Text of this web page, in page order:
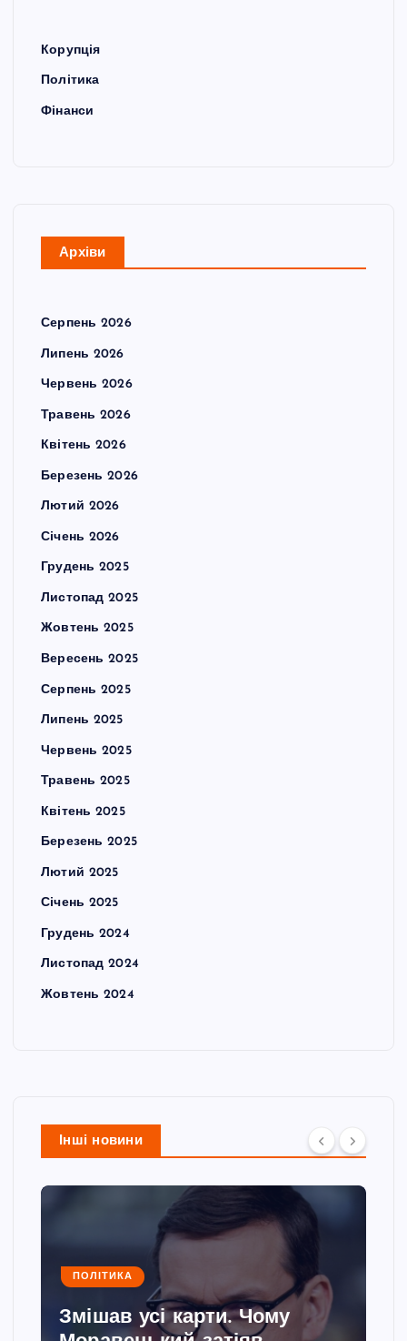
Корупція
Політика
Фінанси
Архіви
Серпень 2026
Липень 2026
Червень 2026
Травень 2026
Квітень 2026
Березень 2026
Лютий 2026
Січень 2026
Грудень 2025
Листопад 2025
Жовтень 2025
Вересень 2025
Серпень 2025
Липень 2025
Червень 2025
Травень 2025
Квітень 2025
Березень 2025
Лютий 2025
Січень 2025
Грудень 2024
Листопад 2024
Жовтень 2024
Інші новини
ПОЛІТИКА
Змішав усі карти. Чому